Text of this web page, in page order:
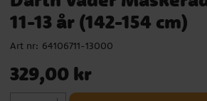
11-13 år (142-154 cm)
Art nr: 64106711-13000
Pris:329,00 kr
329,00 kr